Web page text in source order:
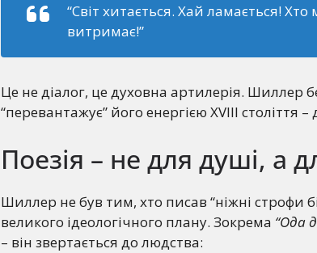
“Світ хитається. Хай ламається!
витримає!”
Це не діалог, це духовна артилерія. Шиллер
“перевантажує” його енергією XVIII століття
Поезія – не для душі, а
Шиллер не був тим, хто писав “ніжні строфи
великого ідеологічного плану. Зокрема “Ода
– він звертається до людства: